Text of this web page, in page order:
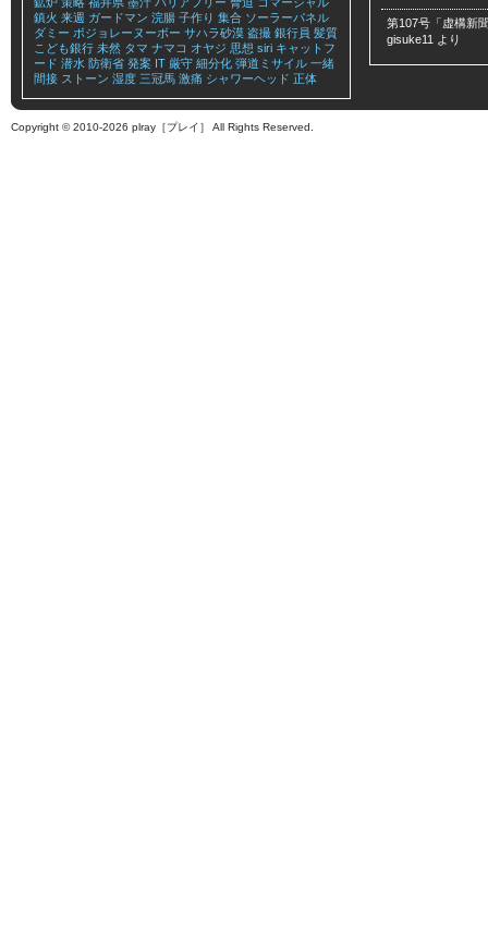
鎮火 来週 ガードマン 浣腸 子作り 集合 ソーラーパネル
ダミー ボジョレーヌーボー サハラ砂漠 盗撮 銀行員 髪質
こども銀行 未然 タマ ナマコ オヤジ 思想 siri キャットフ
ード 潜水 防衛省 発案 IT 厳守 細分化 弾道ミサイル 一緒
間接 ストーン 湿度 三冠馬 激痛 シャワーヘッド 正体
第107号「虚構新
gisuke11 より
Copyright © 2010-2026 plray［プレイ］ All Rights Reserved.